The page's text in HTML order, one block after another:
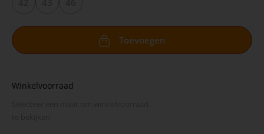
Toevoegen
Winkelvoorraad